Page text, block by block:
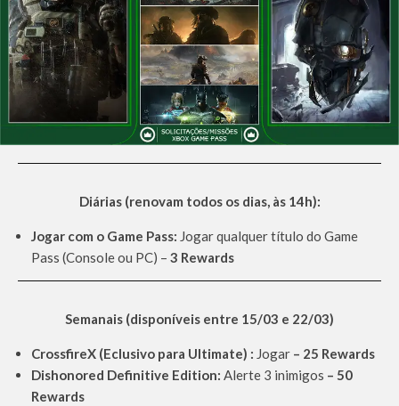
Diárias (renovam todos os dias, às 14h):
Jogar com o Game Pass: Jogar qualquer título do Game
Pass (Console ou PC) – 3 Rewards
Semanais (disponíveis entre 15/03 e 22/03)
CrossfireX (Eclusivo para Ultimate) : Jogar – 25 Rewards
Dishonored Definitive Edition: Alerte 3 inimigos – 50
Rewards